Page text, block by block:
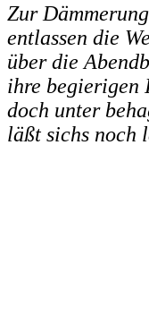
Zur Dämmerung
entlassen die
über die
ihre begierigen
doch unter
läßt sichs noch